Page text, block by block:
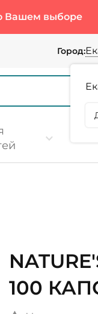
выборе
Город:
100